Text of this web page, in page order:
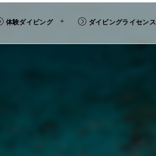
体験ダイビング ダイビングライセンス